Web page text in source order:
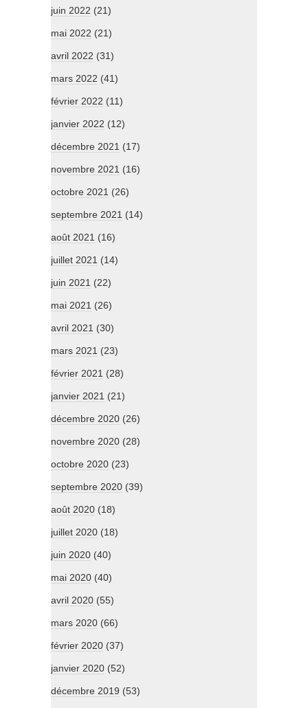
juin 2022 (21)
mai 2022 (21)
avril 2022 (31)
mars 2022 (41)
février 2022 (11)
janvier 2022 (12)
décembre 2021 (17)
novembre 2021 (16)
octobre 2021 (26)
septembre 2021 (14)
août 2021 (16)
juillet 2021 (14)
juin 2021 (22)
mai 2021 (26)
avril 2021 (30)
mars 2021 (23)
février 2021 (28)
janvier 2021 (21)
décembre 2020 (26)
novembre 2020 (28)
octobre 2020 (23)
septembre 2020 (39)
août 2020 (18)
juillet 2020 (18)
juin 2020 (40)
mai 2020 (40)
avril 2020 (55)
mars 2020 (66)
février 2020 (37)
janvier 2020 (52)
décembre 2019 (53)